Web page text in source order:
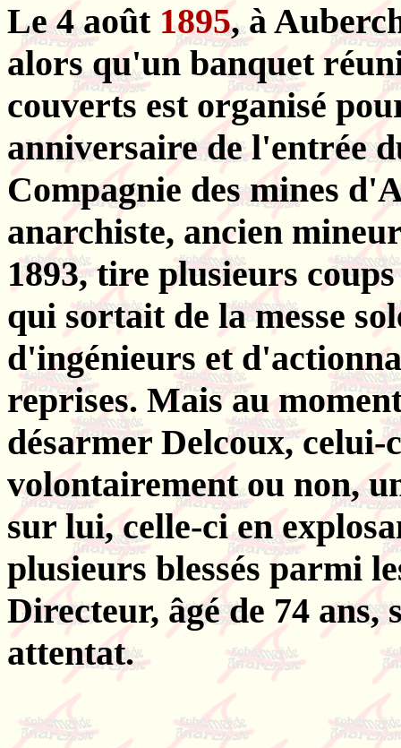
Le 4 août 1895, à
alors qu'un banquet
couverts est organisé
anniversaire de l'entrée
Compagnie des mines
anarchiste, ancien
1893, tire plusieurs
qui sortait de la messe
d'ingénieurs et
reprises. Mais au
désarmer Delcoux, celui-
volontairement ou non,
sur lui, celle-ci en
plusieurs blessés parmi
Directeur, âgé de 74
attentat.